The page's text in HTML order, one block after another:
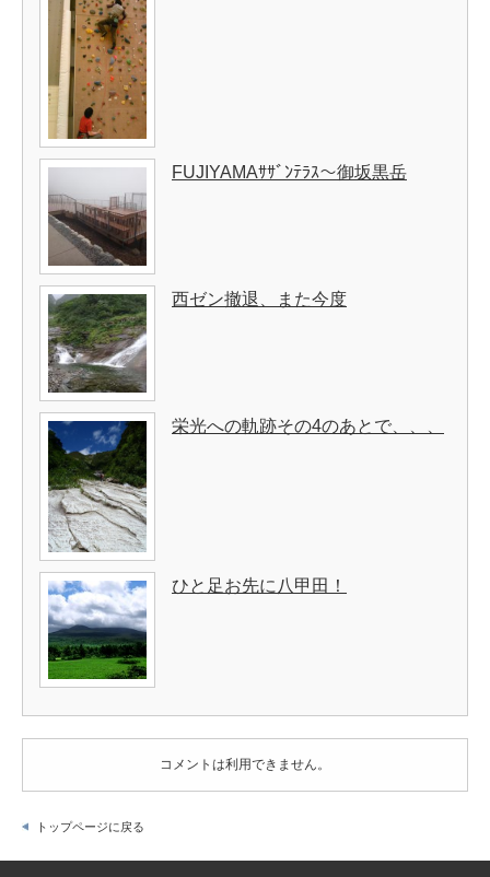
FUJIYAMAｻｻﾞﾝﾃﾗｽ～御坂黒岳
西ゼン撤退、また今度
栄光への軌跡その4のあとで、、、
ひと足お先に八甲田！
コメントは利用できません。
トップページに戻る